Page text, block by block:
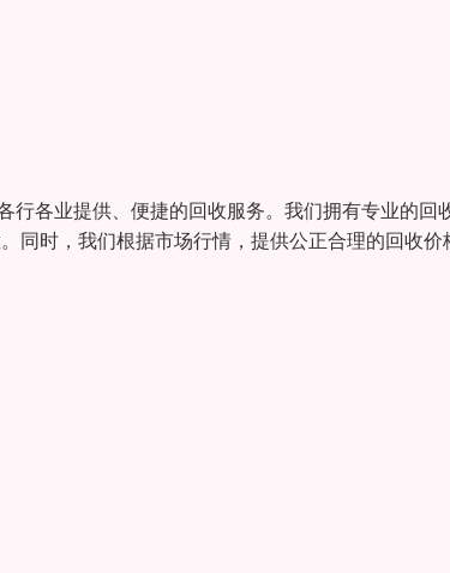
行各业提供、便捷的回收服务。我们拥有专业的回
同时，我们根据市场行情，提供公正合理的回收价